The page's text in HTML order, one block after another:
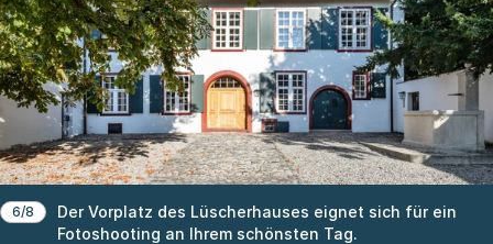
6/8
Der Vorplatz des Lüscherhauses eignet sich für ein
Fotoshooting an Ihrem schönsten Tag.